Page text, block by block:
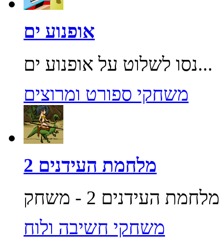
אופנוע ים
נסו לשלוט על אופנוע ים...
משחקי ספורט ומרוצים
מלחמת העידנים 2
משחקי חשיבה ולוח